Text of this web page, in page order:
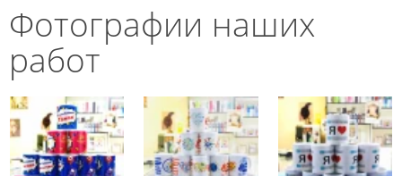
Фотографии наших
работ